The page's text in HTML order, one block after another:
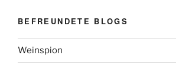
BEFREUNDETE BLOGS
Weinspion